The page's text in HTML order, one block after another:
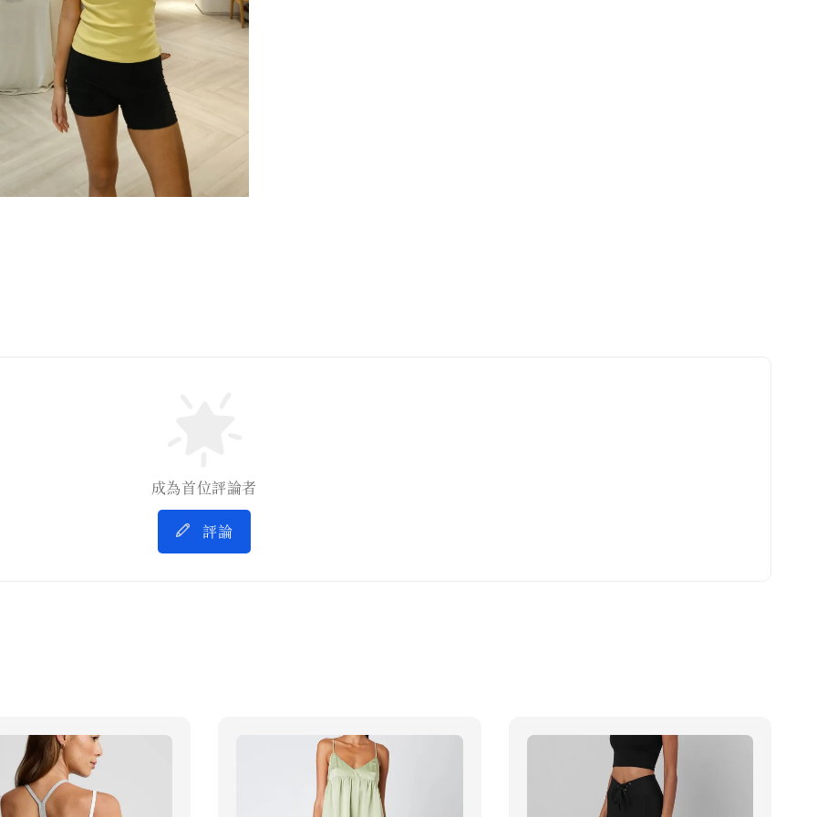
成為首位評論者
評論